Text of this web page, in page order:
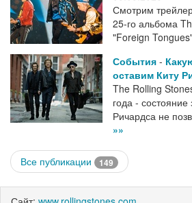
Смотрим
25-го альбома
"Foreign
События -
оставим Киту
The Rolling
года - состояние
Ричардса не
»»
Все публикации 149